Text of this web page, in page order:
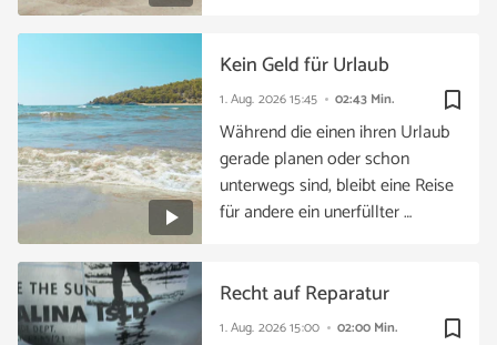
bookmark_border
1. Aug. 202615:45 02:43 Min.
Kein Geld für Urlaub
Während die einen ihren Urlaub
gerade planen oder schon
unterwegs sind, bleibt eine Reise
für andere ein unerfüllter …
bookmark_border
1. Aug. 202615:00 02:00 Min.
Recht auf Reparatur